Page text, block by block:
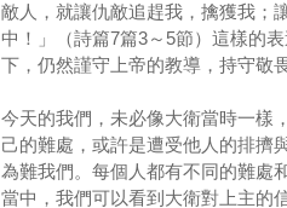
敵人，就讓仇敵追趕我，擒獲我；
中！」（詩篇7篇3～5節）這樣的
下，仍然謹守上帝的教導，持守敬
今天的我們，未必像大衛當時一樣
己的難處，或許是遭受他人的排擠
為難我們。每個人都有不同的難處
當中，我們可以看到大衛對上主的